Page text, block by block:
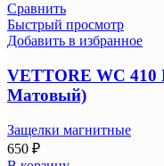
Сравнить
Быстрый просмотр
Добавить в избранное
VETTORE WC
Матовый)
Защелки магнитные
650 ₽